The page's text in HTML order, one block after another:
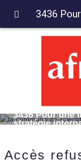
3436 Pour une
stratégie
Accès